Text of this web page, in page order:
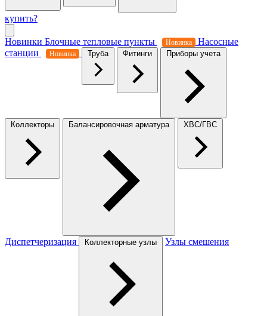
купить?
Новинки Блочные тепловые пункты Новинка
Насосные
станции
Новинка Труба Фитинги Приборы учета
Коллекторы Балансировочная арматура ХВС/ГВС
Диспетчеризация Коллекторные узлы Узлы смешения